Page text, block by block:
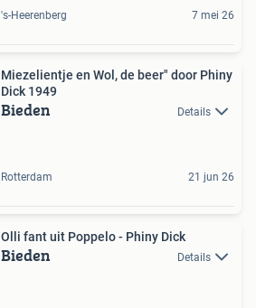
's-Heerenberg 7 mei 26
Miezelientje en Wol, de beer" door Phiny
Dick 1949
Bieden Details
Rotterdam 21 jun 26
Olli fant uit Poppelo - Phiny Dick
Bieden Details